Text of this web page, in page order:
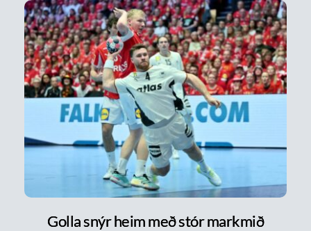
Golla snýr heim með stór markmið